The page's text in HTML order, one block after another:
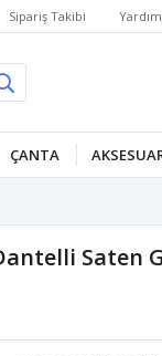
Sipariş Takibi Yardım
ÇANTA
Saten